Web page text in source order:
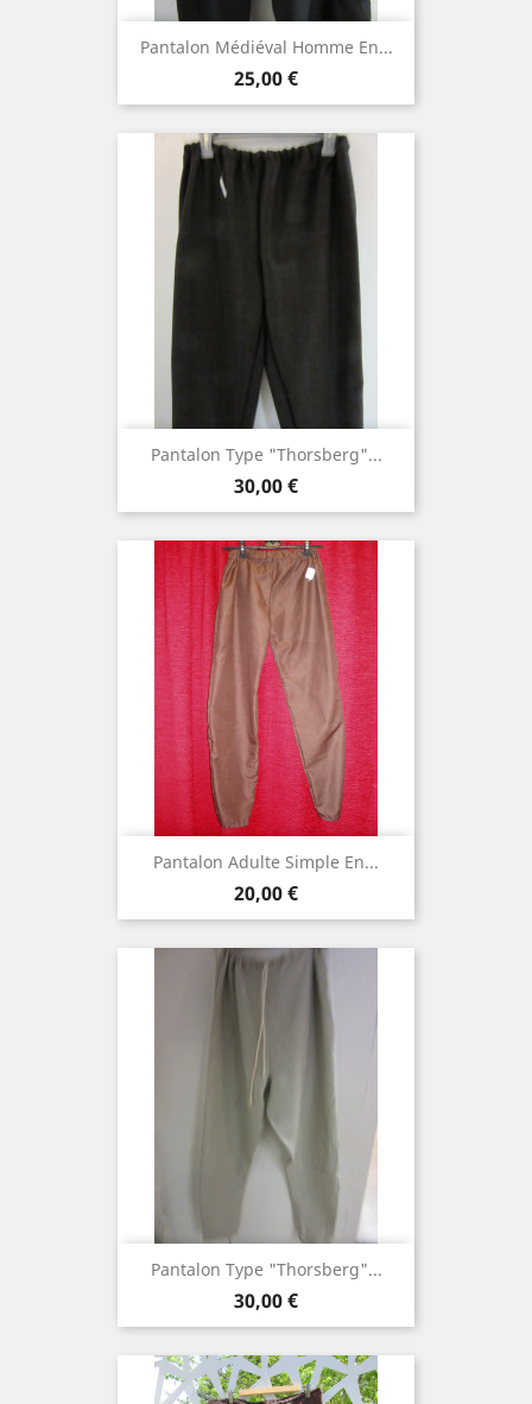
Pantalon Médiéval Homme En...
Prix
25,00 €
Pantalon Type "thorsberg"...
Prix
30,00 €
Pantalon Adulte Simple En...
Prix
20,00 €
Pantalon Type "thorsberg"...
Prix
30,00 €